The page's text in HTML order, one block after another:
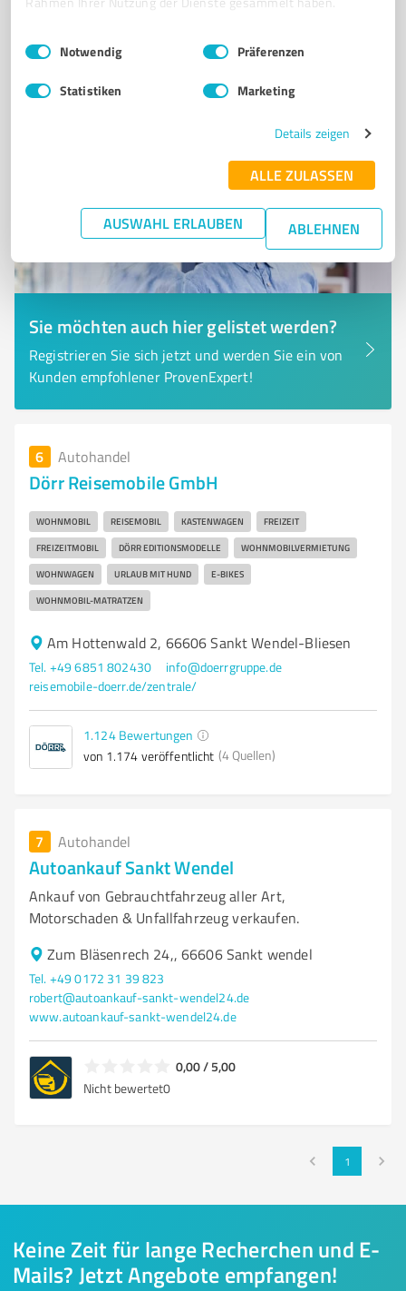
Impressum Datenschutzbestimmungen
Einwilligungsauswahl
Notwendig Präferenzen
Statistiken Marketing
Details zeigen
ALLE ZULASSEN
AUSWAHL ERLAUBEN ABLEHNEN
Tel. +49 6827 90150
marketing@klosautomobile.de
von 5.037 veröffentlicht (19 Quellen)
Sie möchten auch hier gelistet werden?
Registrieren Sie sich jetzt und werden Sie ein von
Kunden empfohlener ProvenExpert!
6 Autohandel
Dörr Reisemobile GmbH
WOHNMOBIL REISEMOBIL KASTENWAGEN FREIZEIT
FREIZEITMOBIL DÖRR EDITIONSMODELLE WOHNMOBILVERMIETUNG
WOHNWAGEN URLAUB MIT HUND E-BIKES
WOHNMOBIL-MATRATZEN
Am Hottenwald 2, 66606 Sankt Wendel-Bliesen
Tel. +49 6851 802430
info@doerrgruppe.de
reisemobile-doerr.de/zentrale/
1.124 Bewertungen
von 1.174 veröffentlicht (4 Quellen)
7 Autohandel
Autoankauf Sankt Wendel
Ankauf von Gebrauchtfahrzeug aller Art,
Motorschaden & Unfallfahrzeug verkaufen.
Zum Bläsenrech 24,, 66606 Sankt wendel
Tel. +49 0172 31 39 823
robert@autoankauf-sankt-wendel24.de
www.autoankauf-sankt-wendel24.de
0,00 / 5,00
Nicht bewertet0
1
Keine Zeit für lange Recherchen und E-
Mails? Jetzt Angebote empfangen!